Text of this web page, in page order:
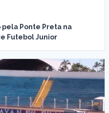
pela Ponte Preta na
Futebol Junior